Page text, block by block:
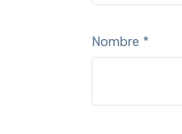
Nombre *